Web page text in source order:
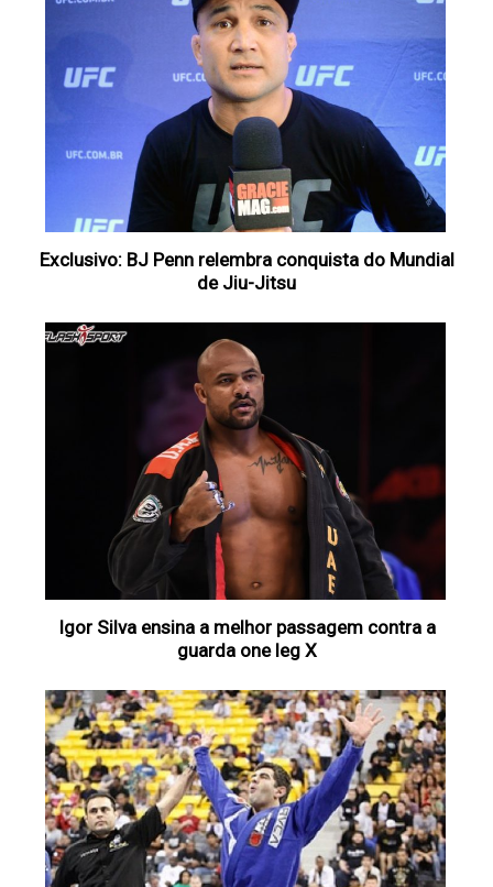
Exclusivo: BJ Penn relembra conquista do Mundial
de Jiu-Jitsu
Igor Silva ensina a melhor passagem contra a
guarda one leg X